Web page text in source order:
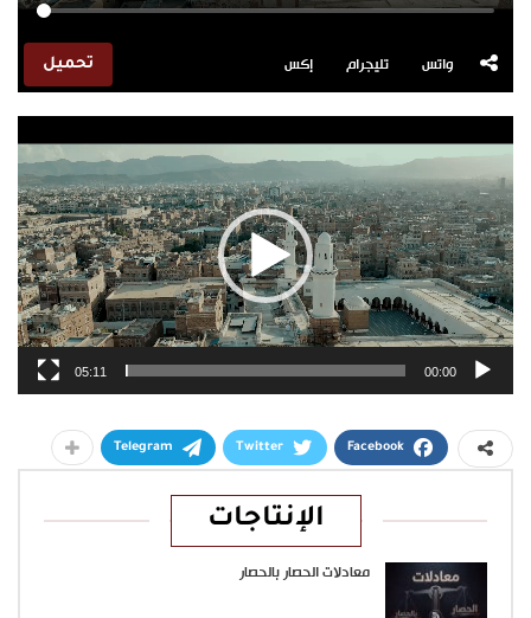
واتس تليجرام إكس تحميل
الفيديو
00:00
05:11
Facebook
Twitter
Telegram
الإنتاجات
معادلات الحصار بالحصار